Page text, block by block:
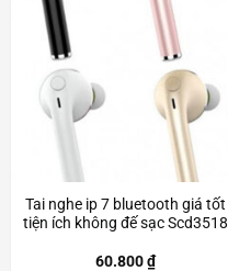
Tai nghe ip 7 bluetooth giá tốt
tiện ích không đế sạc Scd3518
60.800₫